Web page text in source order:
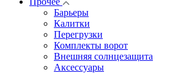
Барьеры
Калитки
Перегрузки
Комплекты ворот
Внешняя солнцезащита
Аксессуары